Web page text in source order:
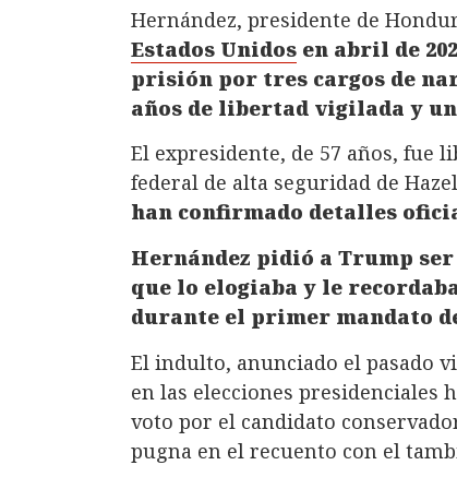
Hernández, presidente de
Estados Unidos en abril de
prisión por tres cargos de
años de libertad vigilada y
El expresidente, de 57 años, fue
federal de alta seguridad de
han confirmado detalles
Hernández pidió a Trump
que lo elogiaba y le
durante el primer mandato
El indulto, anunciado el pasado
en las elecciones presidenciales
voto por el candidato
pugna en el recuento con el